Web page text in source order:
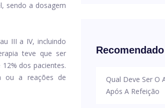
sendo a dosagem
III a IV, incluindo
teve que ser
dos pacientes.
ou a reações de
Recomendado
Qual Deve Ser O
Após A Refeição